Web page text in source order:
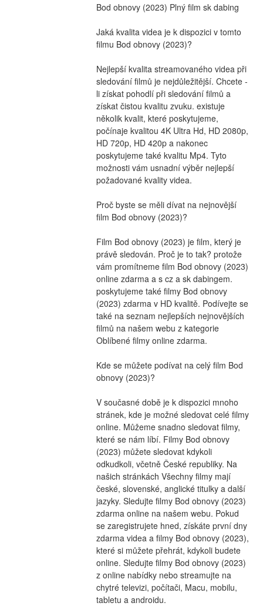
Bod obnovy (2023) Plný film sk dabing
Jaká kvalita videa je k dispozici v tomto
filmu Bod obnovy (2023)?
Nejlepší kvalita streamovaného videa při
sledování filmů je nejdůležitější. Chcete -
li získat pohodlí při sledování filmů a
získat čistou kvalitu zvuku. existuje
několik kvalit, které poskytujeme,
počínaje kvalitou 4K Ultra Hd, HD 2080p,
HD 720p, HD 420p a nakonec
poskytujeme také kvalitu Mp4. Tyto
možnosti vám usnadní výběr nejlepší
požadované kvality videa.
Proč byste se měli dívat na nejnovější
film Bod obnovy (2023)?
Film Bod obnovy (2023) je film, který je
právě sledován. Proč je to tak? protože
vám promítneme film Bod obnovy (2023)
online zdarma a s cz a sk dabingem.
poskytujeme také filmy Bod obnovy
(2023) zdarma v HD kvalitě. Podívejte se
také na seznam nejlepších nejnovějších
filmů na našem webu z kategorie
Oblíbené filmy online zdarma.
Kde se můžete podívat na celý film Bod
obnovy (2023)?
V současné době je k dispozici mnoho
stránek, kde je možné sledovat celé filmy
online. Můžeme snadno sledovat filmy,
které se nám líbí. Filmy Bod obnovy
(2023) můžete sledovat kdykoli
odkudkoli, včetně České republiky. Na
našich stránkách Všechny filmy mají
české, slovenské, anglické titulky a další
jazyky. Sledujte filmy Bod obnovy (2023)
zdarma online na našem webu. Pokud
se zaregistrujete hned, získáte první dny
zdarma videa a filmy Bod obnovy (2023),
které si můžete přehrát, kdykoli budete
online. Sledujte filmy Bod obnovy (2023)
z online nabídky nebo streamujte na
chytré televizi, počítači, Macu, mobilu,
tabletu a androidu.